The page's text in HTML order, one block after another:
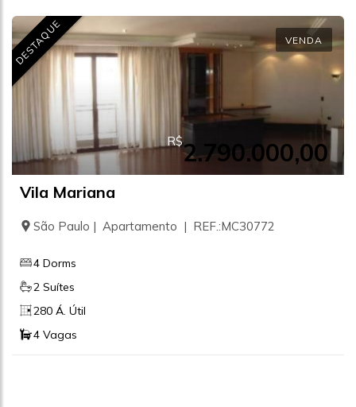
DESTAQUE VENDA
R$2.790.000,00
Vila Mariana
São Paulo | Apartamento | REF.:MC30772
4 Dorms
2 Suítes
280 Á. Útil
4 Vagas